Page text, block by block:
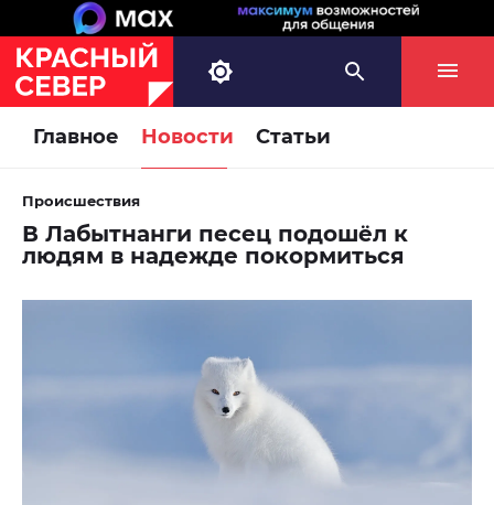
Главное Новости Статьи
Происшествия
В Лабытнанги песец подошёл к
людям в надежде покормиться